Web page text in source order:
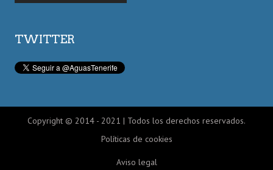
TWITTER
Copyright © 2014 - 2021 | Todos los derechos reservados.
Políticas de cookies
Aviso legal